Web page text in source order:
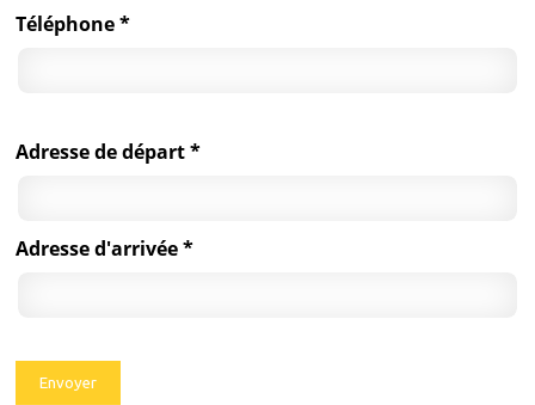
Téléphone *
Adresse de départ *
Adresse d'arrivée *